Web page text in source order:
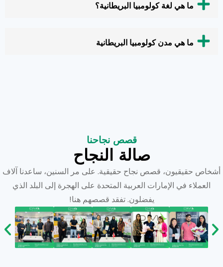
ما هي لغة كولومبيا البريطانية؟
ما هي مدن كولومبيا البريطانية
قصص نجاحنا
صالة النجاح
أشخاص حقيقيون، قصص نجاح حقيقية. على مر السنين، ساعدنا آلاف
العملاء في الإمارات العربية المتحدة على الهجرة إلى البلد الذي
يفضلون. تفقد قصصهم هنا!